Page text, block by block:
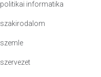
politikai informatika
szakirodalom
szemle
szervezet